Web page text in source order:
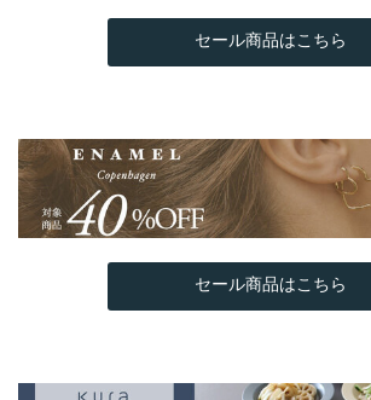
セール商品はこちら
セール商品はこちら